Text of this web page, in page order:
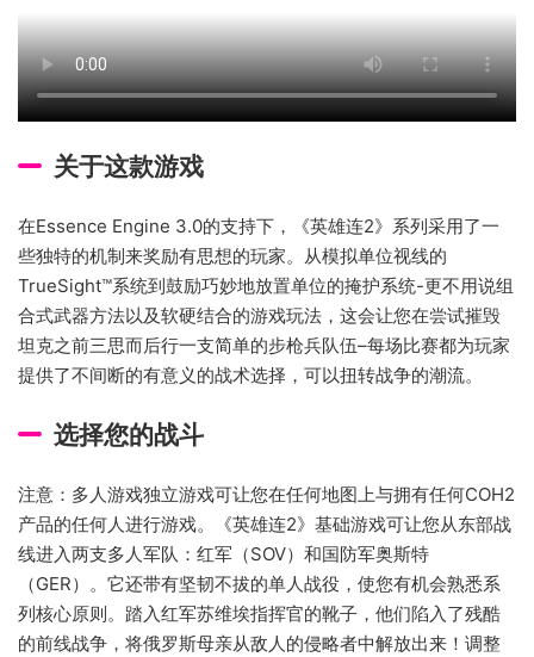
关于这款游戏
在Essence Engine 3.0的支持下，《英雄连2》系列采用了一
些独特的机制来奖励有思想的玩家。从模拟单位视线的
TrueSight™系统到鼓励巧妙地放置单位的掩护系统-更不用说组
合式武器方法以及软硬结合的游戏玩法，这会让您在尝试摧毁
坦克之前三思而后行一支简单的步枪兵队伍–每场比赛都为玩家
提供了不间断的有意义的战术选择，可以扭转战争的潮流。
选择您的战斗
注意：多人游戏独立游戏可让您在任何地图上与拥有任何COH2
产品的任何人进行游戏。《英雄连2》基础游戏可让您从东部战
线进入两支多人军队：红军（SOV）和国防军奥斯特
（GER）。它还带有坚韧不拔的单人战役，使您有机会熟悉系
列核心原则。踏入红军苏维埃指挥官的靴子，他们陷入了残酷
的前线战争，将俄罗斯母亲从敌人的侵略者中解放出来！调整